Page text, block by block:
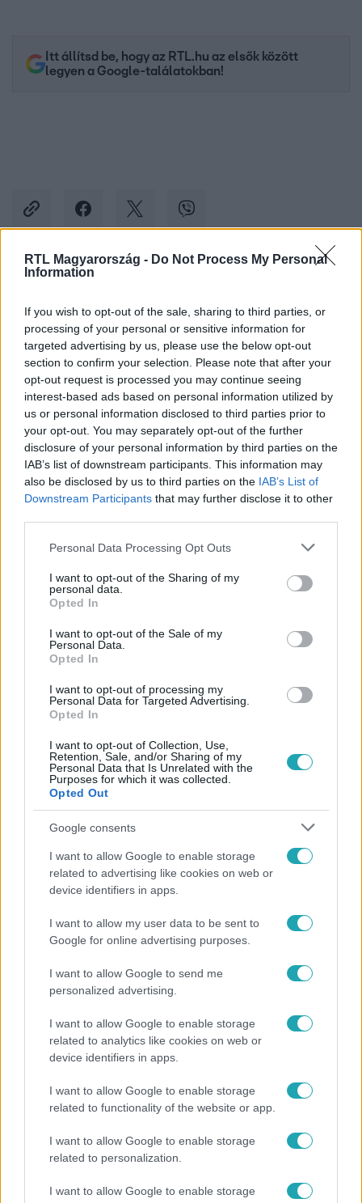
RTL Magyarország - Do Not Process My Personal
Information
If you wish to opt-out of the sale, sharing to third parties, or
processing of your personal or sensitive information for
targeted advertising by us, please use the below opt-out
section to confirm your selection. Please note that after your
opt-out request is processed you may continue seeing
interest-based ads based on personal information utilized by
us or personal information disclosed to third parties prior to
your opt-out. You may separately opt-out of the further
disclosure of your personal information by third parties on the
IAB’s list of downstream participants. This information may
also be disclosed by us to third parties on the IAB’s List of
Downstream Participants that may further disclose it to other
Please note that this website/app uses one or more Google
not limited to your visit or usage behaviour. You may click to
grant or deny consent to Google and its third-party tags to
use your data for below specified purposes in below Google
consent section.
Personal Data Processing Opt Outs
I want to opt-out of the Sharing of my
personal data.
Opted In
I want to opt-out of the Sale of my
Personal Data.
Opted In
I want to opt-out of processing my
Personal Data for Targeted Advertising.
Opted In
I want to opt-out of Collection, Use,
Retention, Sale, and/or Sharing of my
Personal Data that Is Unrelated with the
Purposes for which it was collected.
Opted Out
Google consents
I want to allow Google to enable storage
related to advertising like cookies on web or
device identifiers in apps.
I want to allow my user data to be sent to
Google for online advertising purposes.
I want to allow Google to send me
personalized advertising.
I want to allow Google to enable storage
related to analytics like cookies on web or
device identifiers in apps.
I want to allow Google to enable storage
related to functionality of the website or app.
I want to allow Google to enable storage
related to personalization.
I want to allow Google to enable storage
Itt állítsd be, hogy az RTL.hu az elsők között
legyen a Google-találatokban!
Követem
HOTEL MARGARET ADÁSRÉSZLETEK
#UGRÁS #ADÁNYI ALEX #HOTEL # MARGARET
Népszerű
Az RTL Híradó riportja után renndőrök és
állatmentők hozták ki a magára hagyott kutyát
Energiatakarékosság a börtönökben is –